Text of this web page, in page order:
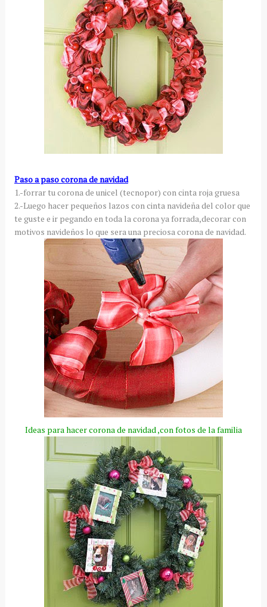
Paso a paso corona de navidad
1.-forrar tu corona de unicel (tecnopor) con cinta roja gruesa
2.-Luego hacer pequeños lazos con cinta navideña del color que
te guste e ir pegando en toda la corona ya forrada,decorar con
motivos navideños lo que sera una preciosa corona de navidad.
Ideas para hacer corona de navidad ,con fotos de la familia